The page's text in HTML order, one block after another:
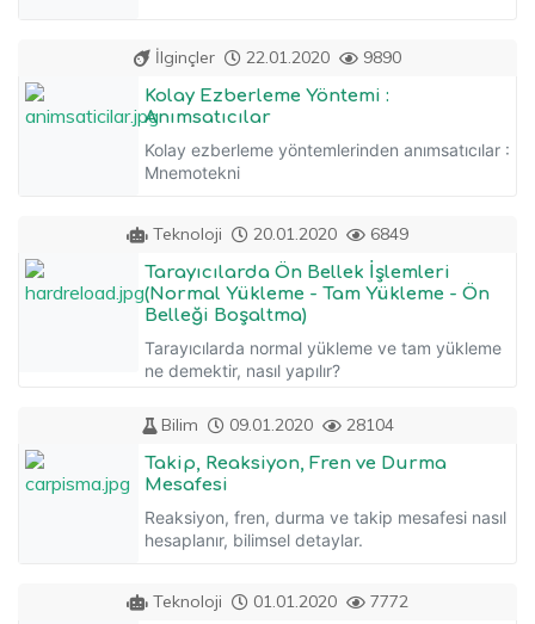
İlginçler 22.01.2020 9890
Kolay Ezberleme Yöntemi :
Anımsatıcılar
Kolay ezberleme yöntemlerinden anımsatıcılar :
Mnemotekni
Teknoloji 20.01.2020 6849
Tarayıcılarda Ön Bellek İşlemleri
(Normal Yükleme - Tam Yükleme - Ön
Belleği Boşaltma)
Tarayıcılarda normal yükleme ve tam yükleme
ne demektir, nasıl yapılır?
Bilim 09.01.2020 28104
Takip, Reaksiyon, Fren ve Durma
Mesafesi
Reaksiyon, fren, durma ve takip mesafesi nasıl
hesaplanır, bilimsel detaylar.
Teknoloji 01.01.2020 7772